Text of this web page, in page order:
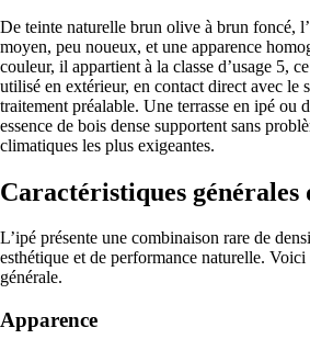
De teinte naturelle brun olive à brun foncé,
moyen, peu noueux, et une apparence
couleur, il appartient à la classe d’usage 5,
utilisé en extérieur, en contact direct avec le
traitement préalable. Une terrasse en ipé ou
essence de bois dense supportent sans
climatiques les plus exigeantes.
Caractéristiques générales
L’ipé présente une combinaison rare de
esthétique et de performance naturelle.
générale.
Apparence